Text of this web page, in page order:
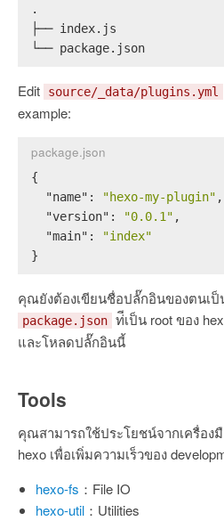
.
├── index.js
└── package.json
Edit source/_data/plugins.yml
example:
package.json
{
"name" : "hexo-my-plugin" ,
"version" : "0.0.1" ,
"main" :
"index"
}
คุณยังต้องเขียนชื่อปลั๊กอินของตนเป็
package.json ท่ีเป็น root ของ
และโหลดปลั๊กอินนี้
Tools
คุณสามารถใช้ประโยชน์จากเครื่อง
hexo เพื่อเพิ่มความเร็วของ
hexo-fs ：File IO
hexo-util ：Utilities